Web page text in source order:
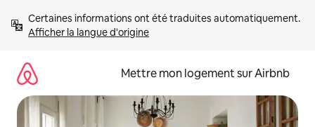
directement
Afficher la langue d'origine
Mettre mon logement sur Airbnb